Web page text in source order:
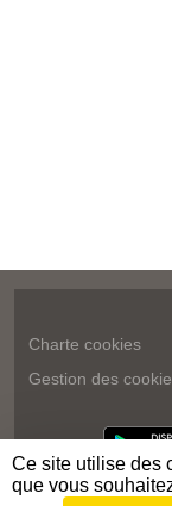
Charte cookies
Gestion des
Ce site utilise des
que vous